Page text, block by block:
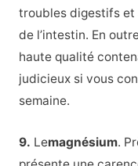
troubles digestifs et
de l’intestin. En
haute qualité
judicieux si vous
semaine.
9. Lemagnésium.